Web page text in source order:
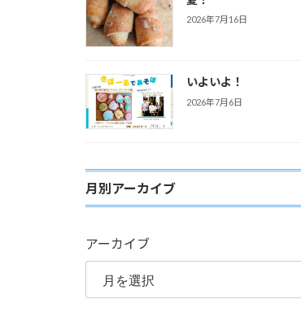
2026年7月16日
いよいよ！
2026年7月6日
月別アーカイブ
アーカイブ